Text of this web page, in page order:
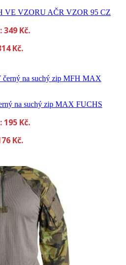
VE VZORU AČR VZOR 95 CZ
Kč.
Kč.
na suchý zip MAX FUCHS
Kč.
Kč.